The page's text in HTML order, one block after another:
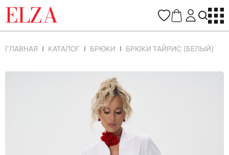
ELZA
ГЛАВНАЯ КАТАЛОГ БРЮКИ БРЮКИ ТАЙРИС (БЕЛЫЙ)